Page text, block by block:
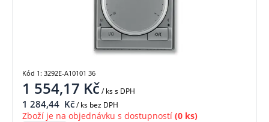
1 554,17 Kč/ kss DPH
1 284,44 Kč/ ks bez DPH
Zboží je na objednávku s dostupností (0 ks)
Kód 1: 3292E-A10101 36